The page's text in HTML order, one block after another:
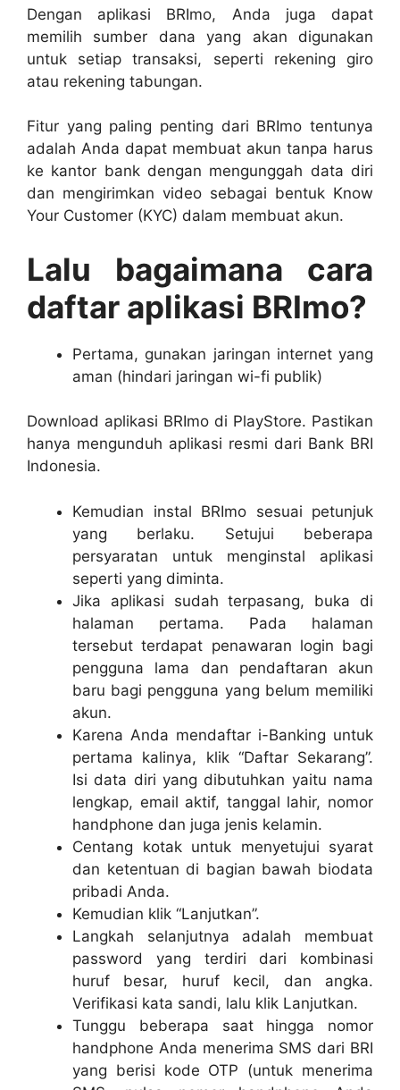
Dengan aplikasi BRImo, Anda juga dapat
memilih sumber dana yang akan digunakan
untuk setiap transaksi, seperti rekening giro
atau rekening tabungan.
Fitur yang paling penting dari BRImo tentunya
adalah Anda dapat membuat akun tanpa harus
ke kantor bank dengan mengunggah data diri
dan mengirimkan video sebagai bentuk Know
Your Customer (KYC) dalam membuat akun.
Lalu bagaimana cara
daftar aplikasi BRImo?
Pertama, gunakan jaringan internet yang
aman (hindari jaringan wi-fi publik)
Download aplikasi BRImo di PlayStore. Pastikan
hanya mengunduh aplikasi resmi dari Bank BRI
Indonesia.
Kemudian instal BRImo sesuai petunjuk
yang berlaku. Setujui beberapa
persyaratan untuk menginstal aplikasi
seperti yang diminta.
Jika aplikasi sudah terpasang, buka di
halaman pertama. Pada halaman
tersebut terdapat penawaran login bagi
pengguna lama dan pendaftaran akun
baru bagi pengguna yang belum memiliki
akun.
Karena Anda mendaftar i-Banking untuk
pertama kalinya, klik “Daftar Sekarang”.
Isi data diri yang dibutuhkan yaitu nama
lengkap, email aktif, tanggal lahir, nomor
handphone dan juga jenis kelamin.
Centang kotak untuk menyetujui syarat
dan ketentuan di bagian bawah biodata
pribadi Anda.
Kemudian klik “Lanjutkan”.
Langkah selanjutnya adalah membuat
password yang terdiri dari kombinasi
huruf besar, huruf kecil, dan angka.
Verifikasi kata sandi, lalu klik Lanjutkan.
Tunggu beberapa saat hingga nomor
handphone Anda menerima SMS dari BRI
yang berisi kode OTP (untuk menerima